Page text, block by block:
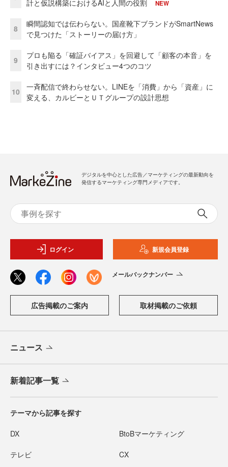
計と仮説構築におけるAIと人間の役割
NEW
8
瞬間認知では伝わらない。国産靴下ブランドがSmartNews
で見つけた「ストーリーの届け方」
9
プロも陥る「確証バイアス」を回避して「顧客の本音」を
引き出すには？インタビュー4つのコツ
10
一斉配信で終わらせない。LINEを「消費」から「資産」に
変える、カルビーとＵＴグループの設計思想
デジタルを中心とした広告／マーケティングの最新動向を
発信するマーケティング専門メディアです。
ログイン 新規会員登録
メールバックナンバー
広告掲載のご案内 取材掲載のご依頼
ニュース
新着記事一覧
テーマから記事を探す
DX BtoBマーケティング
テレビ CX